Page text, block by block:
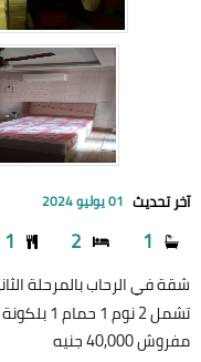
آخر تحديث 01 يوليو 2024
1
2
1
شقة في الرحاب بالمرحلة
تشمل 2
مفروش 40,000 جنيه